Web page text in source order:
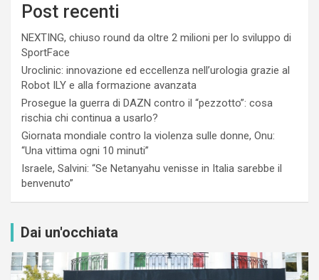
Post recenti
NEXTING, chiuso round da oltre 2 milioni per lo sviluppo di
SportFace
Uroclinic: innovazione ed eccellenza nell’urologia grazie al
Robot ILY e alla formazione avanzata
Prosegue la guerra di DAZN contro il “pezzotto”: cosa
rischia chi continua a usarlo?
Giornata mondiale contro la violenza sulle donne, Onu:
“Una vittima ogni 10 minuti”
Israele, Salvini: “Se Netanyahu venisse in Italia sarebbe il
benvenuto”
Dai un'occhiata